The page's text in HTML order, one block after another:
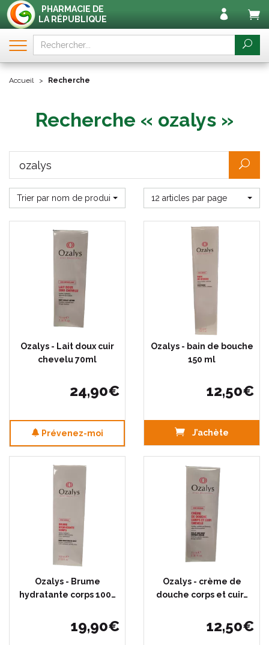
PHARMACIE DE
LA RÉPUBLIQUE
Accueil Recherche
Recherche « ozalys »
Trier par nom de produit 12 articles par page
Ozalys - Lait doux cuir
chevelu 70ml
24,90€
Prévenez-moi
Ozalys - bain de bouche
150 ml
12,50€
J’achète
Ozalys - Brume
hydratante corps 100…
19,90€
Ozalys - crème de
douche corps et cuir…
12,50€